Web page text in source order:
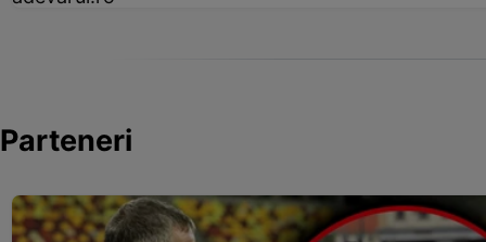
Parteneri